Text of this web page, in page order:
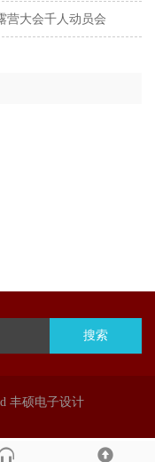
营大会千人动员会
搜索
丰硕电子设计